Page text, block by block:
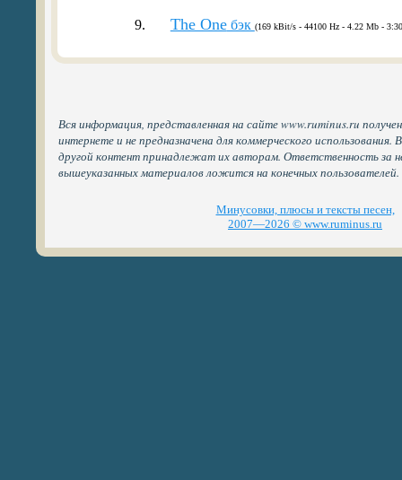
9. The Oneбэк (169 kBit/s - 44100 Hz - 4.22 Mb -
Вся информация, представленная на сайте www.ruminus.ru
интернете и не предназначена для коммерческого
другой контент принадлежат их авторам. Ответственность за
вышеуказанных материалов ложится на конечных пользователей.
Минусовки, плюсы и тексты песен,
2007—2026 © www.ruminus.ru